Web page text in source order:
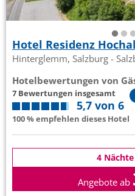
Hotel Residenz
Hinterglemm, Salzburg -
Hotelbewertungen von
7 Bewertungen insgesamt
5,7 von 6
100 % empfehlen dieses Hotel
4
Angebote ab